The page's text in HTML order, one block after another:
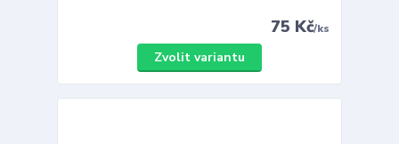
75 Kč/ks
Zvolit variantu